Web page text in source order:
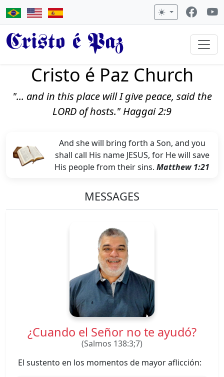
Cristo é Paz
Cristo é Paz Church
"... and in this place will I give peace, said the
LORD of hosts." Haggai 2:9
And she will bring forth a Son, and you
shall call His name JESUS, for He will save
His people from their sins. Matthew 1:21
MESSAGES
¿Cuando el Señor no te ayudó?
(Salmos 138:3;7)
El sustento en los momentos de mayor aflicción: